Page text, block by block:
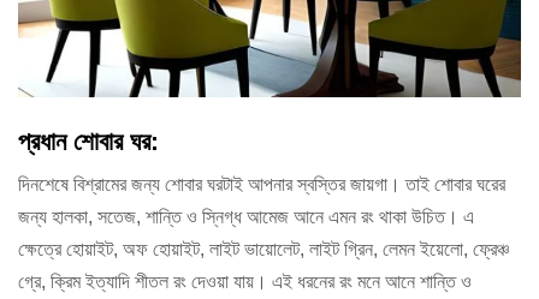
প্রধান শোবার ঘর:
দিনশেষে বিশ্রামের জন্য শোবার ঘরটাই আপনার স্বস্তির জায়গা। তাই শোবার ঘরের
জন্য হালকা, সতেজ, শান্তি ও স্নিগ্ধ আমেজ আনে এমন রং থাকা উচিত। এ
ক্ষেত্রে হোয়াইট, অফ হোয়াইট, লাইট ভায়োলেট, লাইট গ্রিন, লেমন ইয়েলো, ফ্রেঞ্চ
গ্রে, ক্রিম ইত্যাদি শীতল রং দেওয়া যায়। এই ধরনের রং মনে আনে শান্তি ও